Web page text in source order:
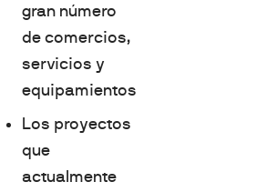
gran número
de comercios,
servicios y
equipamientos
Los proyectos
que
actualmente